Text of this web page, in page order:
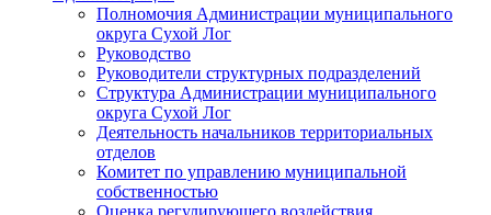
Полномочия Администрации муниципального
округа Сухой Лог
Руководство
Руководители структурных подразделений
Структура Администрации муниципального
округа Сухой Лог
Деятельность начальников территориальных
отделов
Комитет по управлению муниципальной
собственностью
Оценка регулирующего воздействия